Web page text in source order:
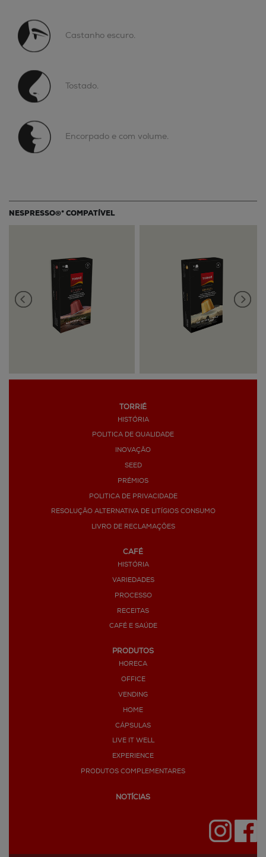
Castanho escuro.
Tostado.
Encorpado e com volume.
NESPRESSO®* COMPATÍVEL
TORRIÉ
HISTÓRIA
POLITICA DE QUALIDADE
INOVAÇÃO
SEED
PRÉMIOS
POLITICA DE PRIVACIDADE
RESOLUÇÃO ALTERNATIVA DE LITÍGIOS CONSUMO
LIVRO DE RECLAMAÇÕES
CAFÉ
HISTÓRIA
VARIEDADES
PROCESSO
RECEITAS
CAFÉ E SAÚDE
PRODUTOS
HORECA
OFFICE
VENDING
HOME
CÁPSULAS
LIVE IT WELL
EXPERIENCE
PRODUTOS COMPLEMENTARES
NOTÍCIAS